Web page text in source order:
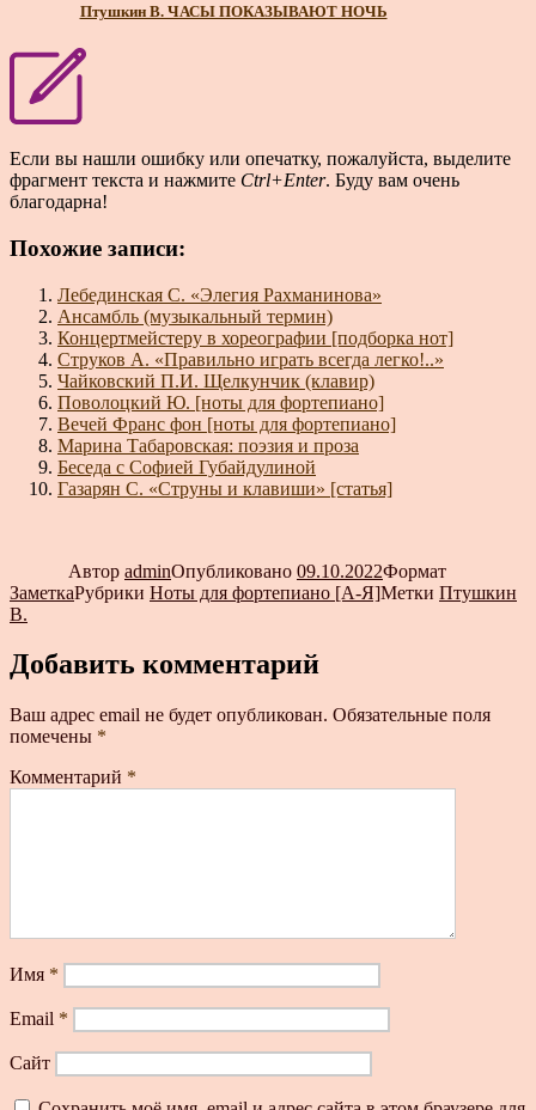
Птушкин В. ЧАСЫ ПОКАЗЫВАЮТ НОЧЬ
Если вы нашли ошибку или опечатку, пожалуйста, выделите
фрагмент текста и нажмите Ctrl+Enter. Буду вам очень
благодарна!
Похожие записи:
Лебединская С. «Элегия Рахманинова»
Ансамбль (музыкальный термин)
Концертмейстеру в хореографии [подборка нот]
Струков А. «Правильно играть всегда легко!..»
Чайковский П.И. Щелкунчик (клавир)
Поволоцкий Ю. [ноты для фортепиано]
Вечей Франс фон [ноты для фортепиано]
Марина Табаровская: поэзия и проза
Беседа с Софией Губайдулиной
Газарян С. «Струны и клавиши» [статья]
Автор adminОпубликовано 09.10.2022Формат
ЗаметкаРубрики Ноты для фортепиано [А-Я]Метки Птушкин
В.
Добавить комментарий
Ваш адрес email не будет опубликован. Обязательные поля
помечены *
Комментарий *
Имя *
Email *
Сайт